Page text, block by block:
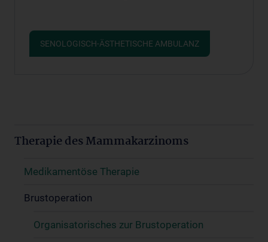
SENOLOGISCH-ÄSTHETISCHE AMBULANZ
Therapie des Mammakarzinoms
Medikamentöse Therapie
Brustoperation
Organisatorisches zur Brustoperation